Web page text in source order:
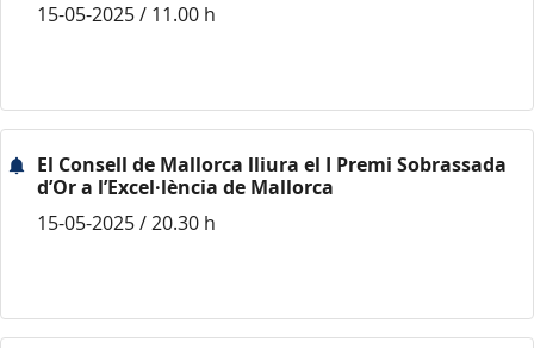
15-05-2025 / 11.00 h
El Consell de Mallorca lliura el I Premi Sobrassada
d’Or a l’Excel·lència de Mallorca
15-05-2025 / 20.30 h